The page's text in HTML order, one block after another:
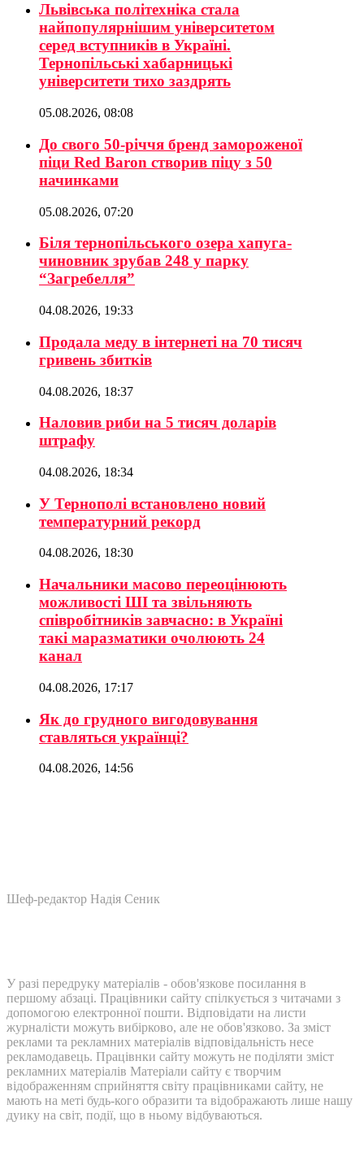
Львівська політехніка стала
найпопулярнішим університетом
серед вступників в Україні.
Тернопільські хабарницькі
університети тихо заздрять
05.08.2026, 08:08
До свого 50-річчя бренд замороженої
піци Red Baron створив піцу з 50
начинками
05.08.2026, 07:20
Біля тернопільського озера хапуга-
чиновник зрубав 248 у парку
“Загребелля”
04.08.2026, 19:33
Продала меду в інтернеті на 70 тисяч
гривень збитків
04.08.2026, 18:37
Наловив риби на 5 тисяч доларів
штрафу
04.08.2026, 18:34
У Тернополі встановлено новий
температурний рекорд
04.08.2026, 18:30
Начальники масово переоцінюють
можливості ШІ та звільняють
співробітників завчасно: в Україні
такі маразматики очолюють 24
канал
04.08.2026, 17:17
Як до грудного вигодовування
ставляться українці?
04.08.2026, 14:56
Шеф-редактор Надія Сеник
У разі передруку матеріалів - обов'язкове посилання в
першому абзаці. Працівники сайту спілкується з читачами з
допомогою електронної пошти. Відповідати на листи
журналісти можуть вибірково, але не обов'язково. За зміст
реклами та рекламних матеріалів відповідальність несе
рекламодавець. Працівнки сайту можуть не поділяти зміст
рекламних матеріалів Матеріали сайту є творчим
відображенням сприйняття світу працівниками сайту, не
мають на меті будь-кого образити та відображають лише нашу
дуику на світ, події, що в ньому відбуваються.